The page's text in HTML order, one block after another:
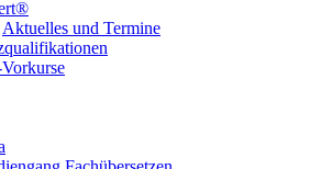
Aktuelles und Termine